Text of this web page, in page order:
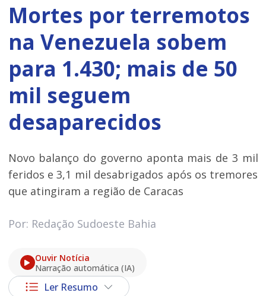
Mortes por terremotos
na Venezuela sobem
para 1.430; mais de 50
mil seguem
desaparecidos
Novo balanço do governo aponta mais de 3 mil
feridos e 3,1 mil desabrigados após os tremores
que atingiram a região de Caracas
Por: Redação Sudoeste Bahia
Ouvir Notícia
Narração automática (IA)
Ler Resumo